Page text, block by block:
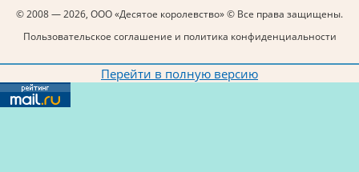
© 2008 — 2026, ООО «Десятое королевство» © Все права защищены.
Пользовательское соглашение и политика конфиденциальности
Перейти в полную версию